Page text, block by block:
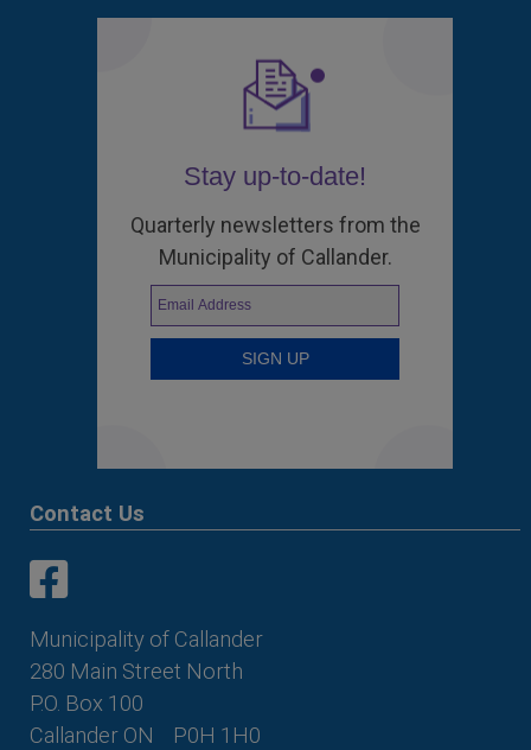
Stay up-to-date!
Quarterly newsletters from the
Municipality of Callander.
Contact Us
Municipality of Callander
280 Main Street North
P.O. Box 100
Callander ON
P0H 1H0